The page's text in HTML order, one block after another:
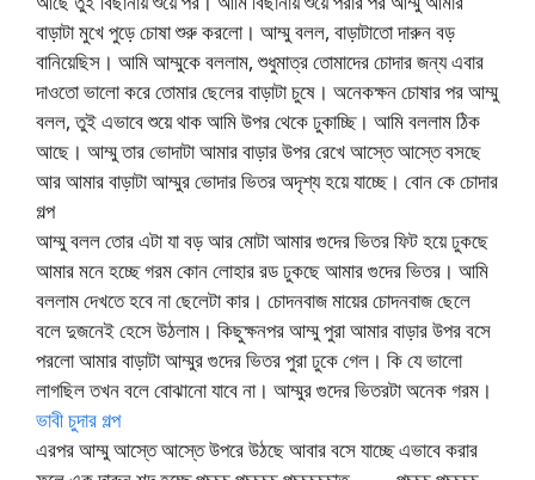
বাড়াটা মুখে পুড়ে চোষা শুরু করলো। আম্মু বলল, বাড়াটাতো দারুন বড়
বানিয়েছিস। আমি আম্মুকে বললাম, শুধুমাত্র তোমাদের চোদার জন্য এবার
দাওতো ভালো করে তোমার ছেলের বাড়াটা চুষে। অনেকক্ষন চোষার পর আম্মু
বলল, তুই এভাবে শুয়ে থাক আমি উপর থেকে ঢুকাচ্ছি। আমি বললাম ঠিক
আছে। আম্মু তার ভোদাটা আমার বাড়ার উপর রেখে আস্তে আস্তে বসছে
আর আমার বাড়াটা আম্মুর ভোদার ভিতর অদৃশ্য হয়ে যাচ্ছে। বোন কে চোদার
গল্প
আম্মু বলল তোর এটা যা বড় আর মোটা আমার গুদের ভিতর ফিট হয়ে ঢুকছে
আমার মনে হচ্ছে গরম কোন লোহার রড ঢুকছে আমার গুদের ভিতর। আমি
বললাম দেখতে হবে না ছেলেটা কার। চোদনবাজ মায়ের চোদনবাজ ছেলে
বলে দুজনেই হেসে উঠলাম। কিছুক্ষনপর আম্মু পুরা আমার বাড়ার উপর বসে
পরলো আমার বাড়াটা আম্মুর গুদের ভিতর পুরা ঢুকে গেল। কি যে ভালো
লাগছিল তখন বলে বোঝানো যাবে না। আম্মুর গুদের ভিতরটা অনেক গরম।
ভাবী চুদার গল্প
এরপর আম্মু আস্তে আস্তে উপরে উঠছে আবার বসে যাচ্ছে এভাবে করার